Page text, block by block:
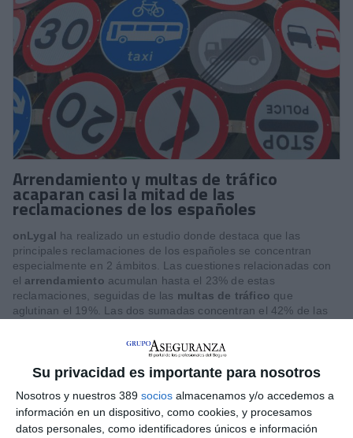
Su privacidad es importante para nosotros
Nosotros y nuestros 389 socios almacenamos y/o accedemos a
información en un dispositivo, como cookies, y procesamos
datos personales, como identificadores únicos e información
Arrendamiento y multas de tráfico
acaparan casi la mitad de las
reclamaciones de los españoles
onLygal ha realizado un estudio donde destaca que las
principales reclamaciones de los españoles se concentran
especialmente en 2 ámbitos. Las cuestiones relacionadas con
el arrendamiento acumulan hasta el 23% de estas
reclamaciones, seguidas de las multas de tráfico que
aglutinan el 19%. Las dos sumadas concentran el 42% de las
que tiene en cuenta 17.000 consultas legales realizadas el
pasado año y se ha realizado con motivo del próximo
Mundial de los Derechos del Consumidor.
A las mencionadas les siguen otras como todo lo relacionado
conpropiedades(16%), elconsumo(9%) o elámbito laboral
(6%).